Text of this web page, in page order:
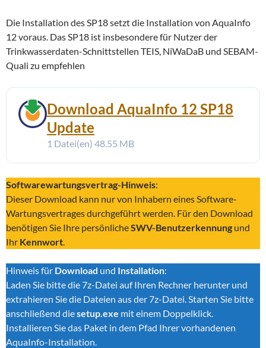
Die Installation des SP18 setzt die Installation von AquaInfo
12 voraus. Das SP18 ist insbesondere für Nutzer der
Trinkwasserdaten-Schnittstellen TEIS, NiWaDaB und SEBAM-
Quali zu empfehlen
Download AquaInfo 12 SP18
Update
1 Datei(en) 48.55 MB
Softwarewartungsvertrag-Hinweis:
Dieser Download kann nur von Inhabern eines Software-
Wartungsvertrages durchgeführt werden. Für den Download
benötigen Sie Ihre persönlicheSWV-Benutzerkennung und
Ihr Kennwort.
Hinweis für Download und Installation:
Laden Sie bitte die 7z-Datei auf Ihren Rechner herunter und
extrahieren Sie die Dateien aus der 7z-Datei. Starten Sie bitte
anschließend diesetup.exe mit einem Doppelklick.
Installieren Sie das Paket in dem Pfad Ihrer vorhandenen
AquaInfo-Installation.